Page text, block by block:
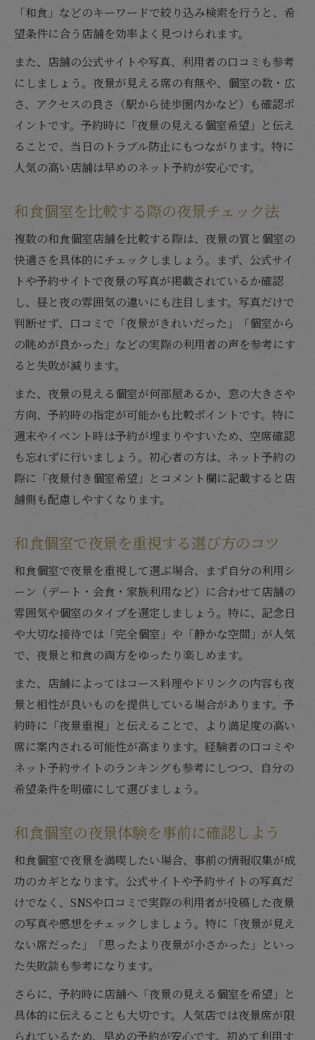
「和食」などのキーワードで絞り込み検索を行うと、希
望条件に合う店舗を効率よく見つけられます。
また、店舗の公式サイトや写真、利用者の口コミも参考
にしましょう。夜景が見える席の有無や、個室の数・広
さ、アクセスの良さ（駅から徒歩圏内かなど）も確認ポ
イントです。予約時に「夜景の見える個室希望」と伝え
ることで、当日のトラブル防止にもつながります。特に
人気の高い店舗は早めのネット予約が安心です。
和食個室を比較する際の夜景チェック法
複数の和食個室店舗を比較する際は、夜景の質と個室の
快適さを具体的にチェックしましょう。まず、公式サイ
トや予約サイトで夜景の写真が掲載されているか確認
し、昼と夜の雰囲気の違いにも注目します。写真だけで
判断せず、口コミで「夜景がきれいだった」「個室から
の眺めが良かった」などの実際の利用者の声を参考にす
ると失敗が減ります。
また、夜景の見える個室が何部屋あるか、窓の大きさや
方向、予約時の指定が可能かも比較ポイントです。特に
週末やイベント時は予約が埋まりやすいため、空席確認
も忘れずに行いましょう。初心者の方は、ネット予約の
際に「夜景付き個室希望」とコメント欄に記載すると店
舗側も配慮しやすくなります。
和食個室で夜景を重視する選び方のコツ
和食個室で夜景を重視して選ぶ場合、まず自分の利用シ
ーン（デート・会食・家族利用など）に合わせて店舗の
雰囲気や個室のタイプを選定しましょう。特に、記念日
や大切な接待では「完全個室」や「静かな空間」が人気
で、夜景と和食の両方をゆったり楽しめます。
また、店舗によってはコース料理やドリンクの内容も夜
景と相性が良いものを提供している場合があります。予
約時に「夜景重視」と伝えることで、より満足度の高い
席に案内される可能性が高まります。経験者の口コミや
ネット予約サイトのランキングも参考にしつつ、自分の
希望条件を明確にして選びましょう。
和食個室の夜景体験を事前に確認しよう
和食個室で夜景を満喫したい場合、事前の情報収集が成
功のカギとなります。公式サイトや予約サイトの写真だ
けでなく、SNSや口コミで実際の利用者が投稿した夜景
の写真や感想をチェックしましょう。特に「夜景が見え
ない席だった」「思ったより夜景が小さかった」といっ
た失敗談も参考になります。
さらに、予約時に店舗へ「夜景の見える個室を希望」と
具体的に伝えることも大切です。人気店では夜景席が限
られているため、早めの予約が安心です。初めて利用す